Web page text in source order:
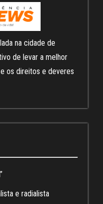
na cidade de
de levar a melhor
os direitos e deveres
e radialista